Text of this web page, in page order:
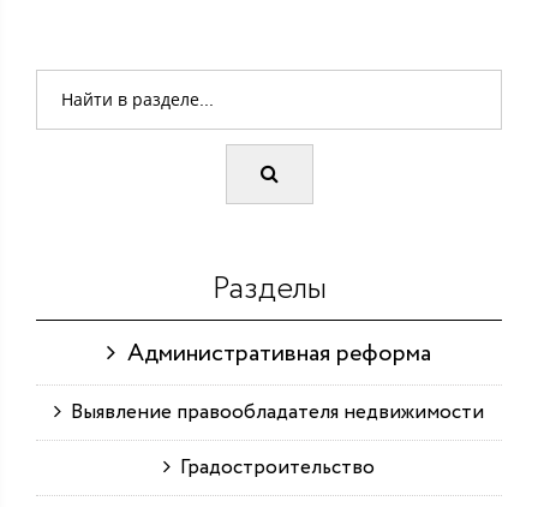
Разделы
Административная реформа
Выявление правообладателя недвижимости
Градостроительство